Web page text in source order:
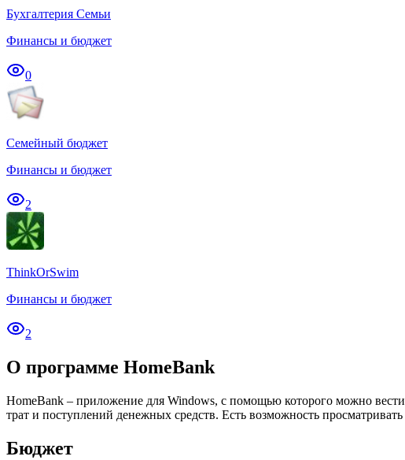
Бухгалтерия Семьи
Финансы и бюджет
0
Семейный бюджет
Финансы и бюджет
2
ThinkOrSwim
Финансы и бюджет
2
О программе HomeBank
HomeBank – приложение для Windows, с помощью которого можно
трат и поступлений денежных средств. Есть возможность
Бюджет